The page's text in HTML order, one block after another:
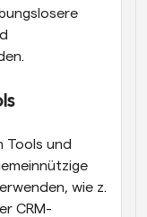
Tools und
wie z.
CRM-